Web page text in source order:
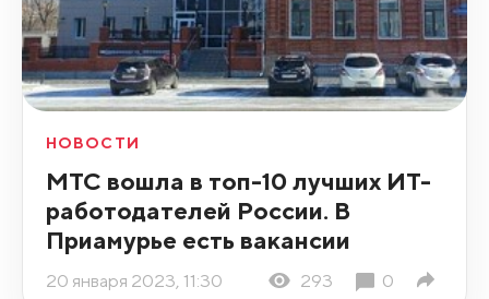
НОВОСТИ
МТС вошла в топ-10 лучших ИТ-
работодателей России. В
Приамурье есть вакансии
20 января 2023, 11:30 293 0